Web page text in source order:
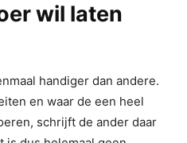
wil laten
handiger dan andere.
en waar de een heel
schrijft de ander daar